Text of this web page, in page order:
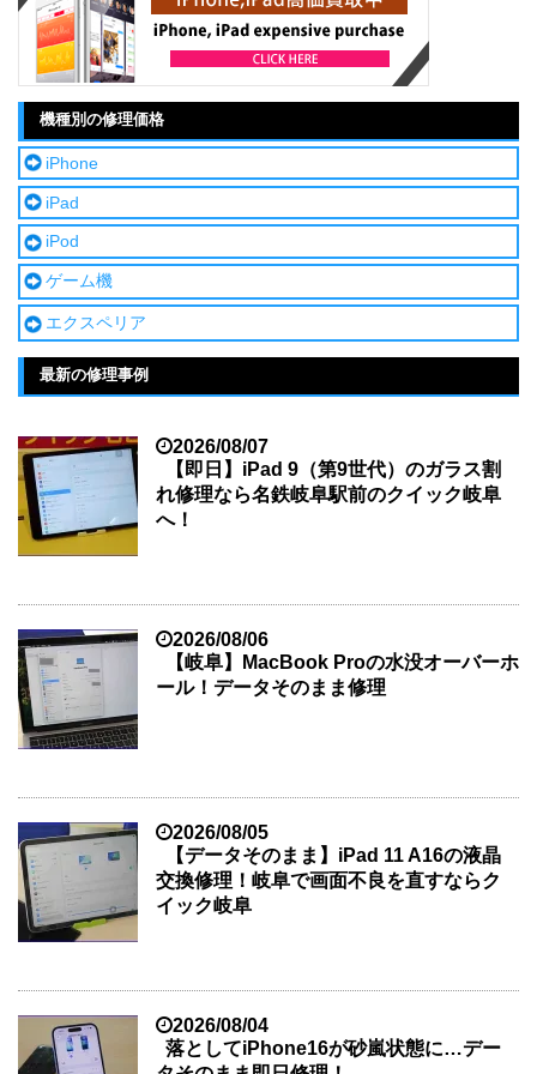
機種別の修理価格
iPhone
iPad
iPod
ゲーム機
エクスペリア
最新の修理事例
2026/08/07
【即日】iPad 9（第9世代）のガラス割
れ修理なら名鉄岐阜駅前のクイック岐阜
へ！
2026/08/06
【岐阜】MacBook Proの水没オーバーホ
ール！データそのまま修理
2026/08/05
【データそのまま】iPad 11 A16の液晶
交換修理！岐阜で画面不良を直すならク
イック岐阜
2026/08/04
落としてiPhone16が砂嵐状態に…デー